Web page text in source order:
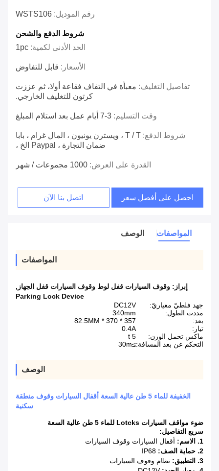
رقم الموديل: WSTS106
شروط الدفع والشحن
الحد الأدنى لكمية: 1pc
الأسعار: قابل للتفاوض
تفاصيل التغليف: معبأة في التفاف فقاعة أولا، ثم عززت
كرتون للتغليف الخارجي.
وقت التسليم: 3-7 أيام عمل بعد استلام المبلغ
شروط الدفع:
T / T ، ويسترن يونيون ، المال غرام ، بابا
ضمان التجارة ، Paypal الخ ،
القدرة على العرض: 1000 مجموعات / شهر
احصل على أفضل سعر اتصل بنا الآن
المواصفات الوصف
المواصفات
إبراز: وقوف السيارات قفل لوط وقوف السيارات قفل الجهاز ,
Parking Lock Device
جهد فلطيّ معياريّ:
DC12V
مددت الطول:
340mm
بعد:
357 * 370 * 82.5MM
تيار:
0.4A
ماكس تحمل الوزن:
5 t
التحكم عن بعد المسافة:≥30m
الوصف
الخفيفة للماء 5 طن عالية السعة أقفال السيارات وقوف منطقة
سكنية
ضوء مواقف السيارات Lotcks للماء 5 طن عالية السعة
سريع التفاصيل:
1. الاسم:
أقفال السيارات وقوف السيارات
2. حماية الصف:
3. التطبيق:
نظام وقوف السيارات